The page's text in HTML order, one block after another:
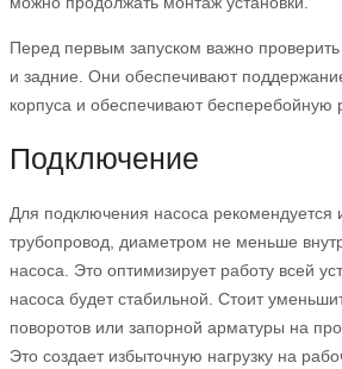
Перед первым запуском важно
и задние. Они обеспечивают
корпуса и обеспечивают бесперебойную
Подключение
Для подключения насоса рекомендуется
трубопровод, диаметром не меньше
насоса. Это оптимизирует работу всей
насоса будет стабильной. Стоит
поворотов или запорной арматуры на
Это создает избыточную нагрузку на